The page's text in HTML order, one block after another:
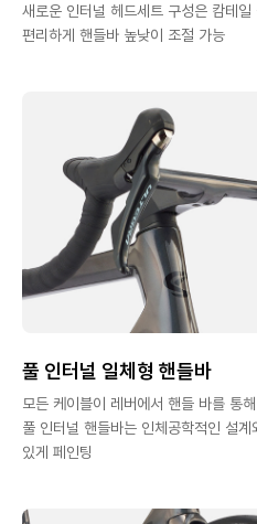
새로운 인터널 헤드세트 구성은 캄테
편리하게 핸들바 높낮이 조절 가능
풀 인터널 일체형 핸들바
모든 케이블이 레버에서 핸들 바를 통
풀 인터널 핸들바는 인체공학적인 설
있게 페인팅